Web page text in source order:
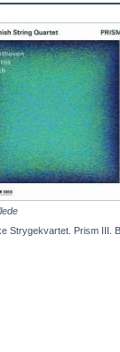
Strygekvartet. Prism III.